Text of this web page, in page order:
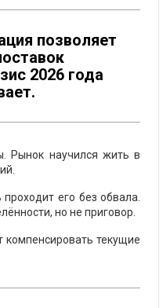
позволяет
2026 года
Рынок научился жить в
его без обвала.
но не приговор.
компенсировать текущие